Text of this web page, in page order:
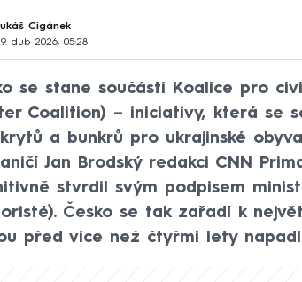
Cigánek
dub 2026, 05:28
se stane součástí Koalice pro
Coalition) – iniciativy, která se
a bunkrů pro ukrajinské
Jan Brodský redakci CNN
stvrdil svým podpisem
Česko se tak zařadí k
před více než čtyřmi lety